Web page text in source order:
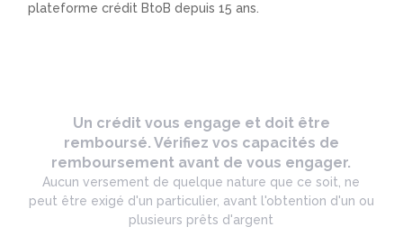
plateforme crédit BtoB depuis 15 ans.
Un crédit vous engage et doit être
remboursé. Vérifiez vos capacités de
remboursement avant de vous engager.
Aucun versement de quelque nature que ce soit, ne
peut être exigé d'un particulier, avant l'obtention d'un ou
plusieurs prêts d'argent